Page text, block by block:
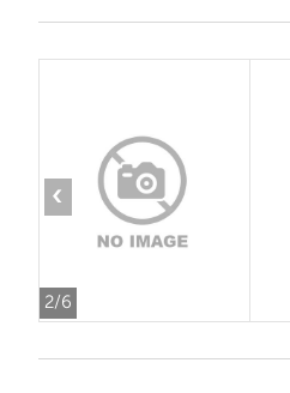
2/6
‹